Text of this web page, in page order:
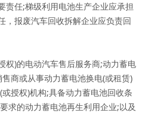
责任;梯级利用电池生产企业应承担
，报废汽车回收拆解企业应负责回
)的电动汽车售后服务商;动力蓄电
商或从事动力蓄电池换电(或租赁)
授权)机构;具备动力蓄电池回收条
求的动力蓄电池再生利用企业;以及